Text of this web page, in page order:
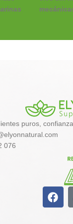
al
Jengibre,
Cartílago
para
Sinergia
cúrcuma
con
puros,
076